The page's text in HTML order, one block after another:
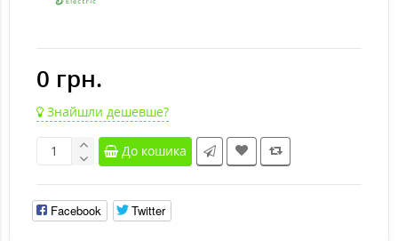
0 грн.
Знайшли дешевше?
До кошика
Facebook Twitter